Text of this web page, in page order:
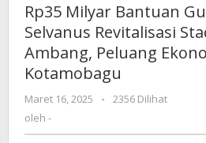
Rp35 Milyar Bantuan
Selvanus Revitalisasi
Ambang, Peluang
Kotamobagu
Maret 16, 2025
oleh
-
2356 Dilihat
oleh -